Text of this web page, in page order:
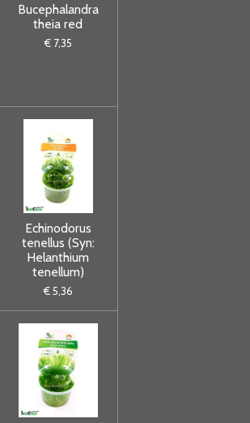
Bucephalandra
theia red
€ 7,35
Echinodorus
tenellus (Syn:
Helanthium
tenellum)
€ 5,36